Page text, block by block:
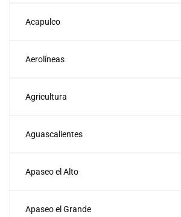
Acapulco
Aerolíneas
Agricultura
Aguascalientes
Apaseo el Alto
Apaseo el Grande